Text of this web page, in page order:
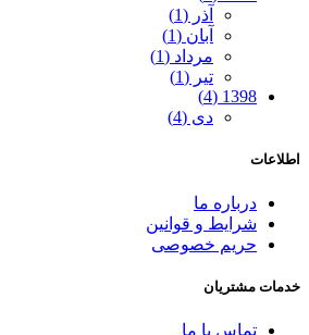
آذر (1)
آبان (1)
مرداد (1)
تیر (1)
1398 (4)
دی (4)
اطلاعات
درباره ما
شرایط و قوانین
حریم خصوصی
خدمات مشتریان
تماس با ما